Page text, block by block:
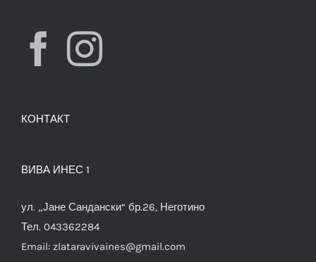
КОНТАКТ
ВИВА ИНЕС 1
ул. „Јане Сандански“ бр.26, Неготино
Тел. 043362284
Email: zlataravivaines@gmail.com